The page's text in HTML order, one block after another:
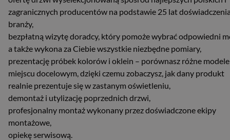
zagranicznych producentów na podstawie 25 lat
branży,
bezpłatną wizytę doradcy, który pomoże wybrać odpowiedni
a także wykona za Ciebie wszystkie niezbędne pomiary,
prezentację próbek kolorów i oklein – porównasz różne
miejscu docelowym, dzięki czemu zobaczysz, jak dany produkt
realnie prezentuje się w zastanym oświetleniu,
demontaż i utylizację poprzednich drzwi,
profesjonalny montaż wykonany przez doświadczone ekipy
montażowe,
opiekę serwisową.